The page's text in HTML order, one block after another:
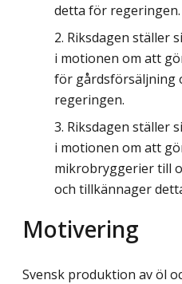
detta för regeringen.
Riksdagen ställer
i motionen om att
för gårdsförsäljning
regeringen.
Riksdagen ställer
i motionen om att
mikrobryggerier till
och tillkännager
Motivering
Svensk produktion av öl